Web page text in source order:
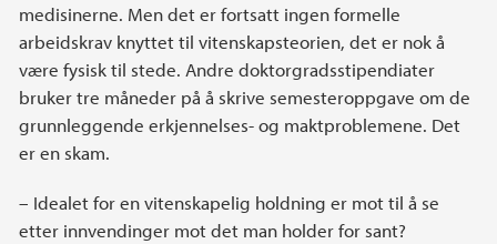
medisinerne. Men det er fortsatt ingen formelle
arbeidskrav knyttet til vitenskapsteorien, det er nok å
være fysisk til stede. Andre doktorgradsstipendiater
bruker tre måneder på å skrive semesteroppgave om de
grunnleggende erkjennelses- og maktproblemene. Det
er en skam.
– Idealet for en vitenskapelig holdning er mot til å se
etter innvendinger mot det man holder for sant?